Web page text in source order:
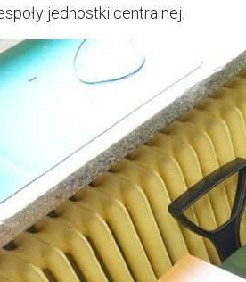
jednostki centralnej.